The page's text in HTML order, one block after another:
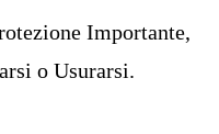
Importante,
o Usurarsi.